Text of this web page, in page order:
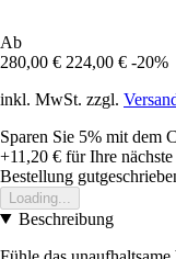
Ab
280,00 € 224,00 € -20%
inkl. MwSt. zzgl.
Sparen Sie 5% mit dem
+11,20 € für Ihre
Bestellung
Loading...
Beschreibung